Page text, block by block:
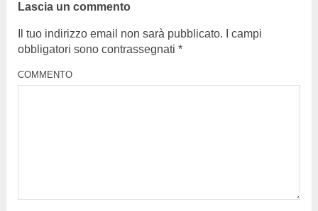
Lascia un commento
Il tuo indirizzo email non sarà pubblicato. I campi
obbligatori sono contrassegnati *
COMMENTO